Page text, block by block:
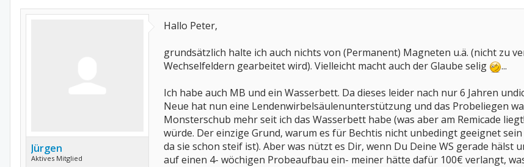
Jürgen
Aktives Mitglied
Hallo Peter,
grundsätzlich halte ich auch nichts von (Permanent) Magneten u.ä. (nicht zu
Wechselfeldern gearbeitet wird). Vielleicht macht auch der Glaube selig
...
Ich habe auch MB und ein Wasserbett. Da dieses leider nach nur 6 Jahren
Neue hat nun eine Lendenwirbelsäulenunterstützung und das Probeliegen
Monsterschub mehr seit ich das Wasserbett habe (was aber am Remicade
würde. Der einzige Grund, warum es für Bechtis nicht unbedingt geeignet
da sie schon steif ist). Aber was nützt es Dir, wenn Du Deine WS gerade hälst
auf einen 4- wöchigen Probeaufbau ein- meiner hätte dafür 100€ verlangt,